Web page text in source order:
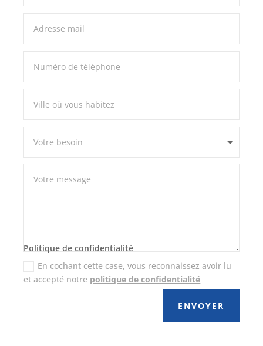
Politique de confidentialité
En cochant cette case, vous reconnaissez avoir lu
et accepté notre politique de confidentialité
ENVOYER